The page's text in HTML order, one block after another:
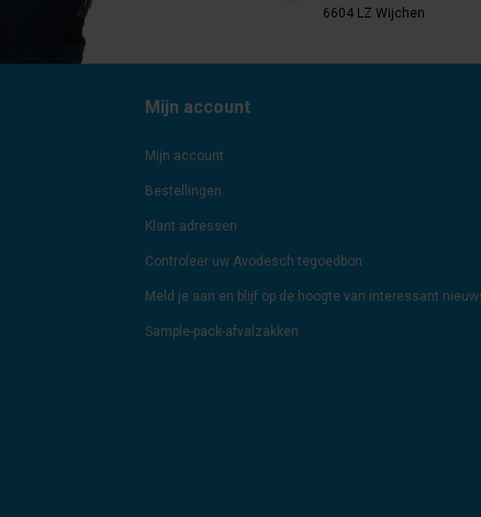
6604 LZ Wijchen
Mijn account
Mijn account
Bestellingen
Klant adressen
Controleer uw Avodesch tegoedbon
Meld je aan en blijf op de hoogte van interessant
Sample-pack-afvalzakken